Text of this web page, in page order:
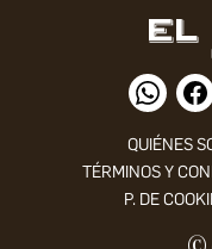
QUIÉNES
TÉRMINOS Y
P. DE